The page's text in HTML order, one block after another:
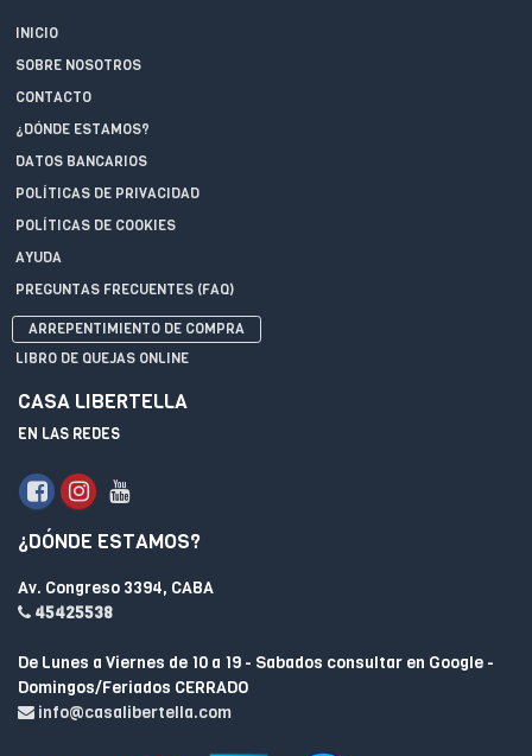
INICIO
SOBRE NOSOTROS
CONTACTO
¿DÓNDE ESTAMOS?
DATOS BANCARIOS
POLÍTICAS DE PRIVACIDAD
POLÍTICAS DE COOKIES
AYUDA
PREGUNTAS FRECUENTES (FAQ)
ARREPENTIMIENTO DE COMPRA
LIBRO DE QUEJAS ONLINE
CASA LIBERTELLA
EN LAS REDES
¿DÓNDE ESTAMOS?
Av. Congreso 3394, CABA
45425538
De Lunes a Viernes de 10 a 19 - Sabados consultar en Google -
Domingos/Feriados CERRADO
info@casalibertella.com